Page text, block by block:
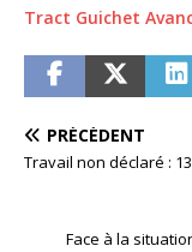
Tract Guichet
PRÉCÉDENT
Travail non déclaré :
Face à la